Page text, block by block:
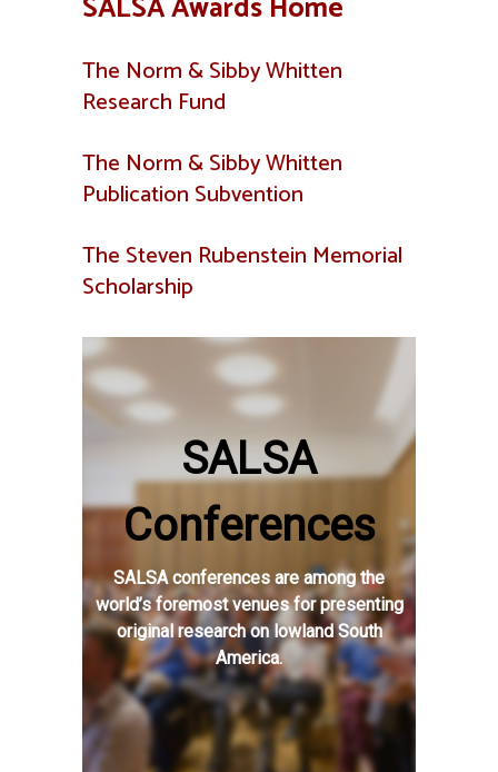
The Norm & Sibby Whitten
Research Fund
The Norm & Sibby Whitten
Publication Subvention
The Steven Rubenstein Memorial
Scholarship
SALSA
Conferences
SALSA conferences are among the
world’s foremost venues for presenting
original research on lowland South
America.